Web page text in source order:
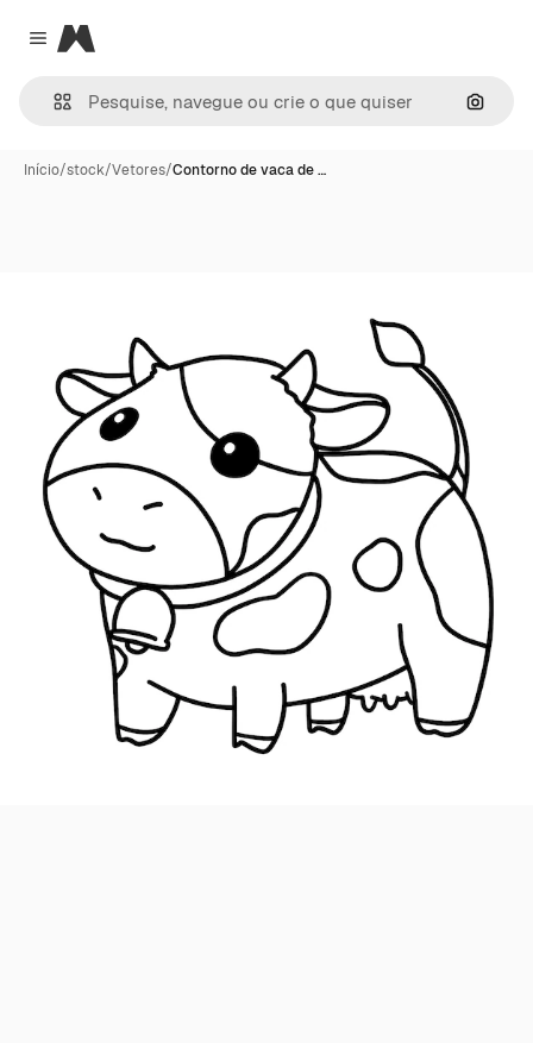
Close menu
Magnific
Início/stock/Vetores/Contorno de vaca de …